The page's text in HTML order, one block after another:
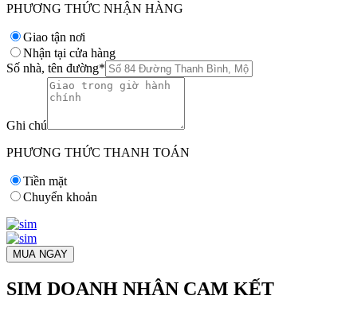
PHƯƠNG THỨC NHẬN HÀNG
Giao tận nơi
Nhận tại cửa hàng
Số nhà, tên đường*
Ghi chú
PHƯƠNG THỨC THANH TOÁN
Tiền mặt
Chuyển khoản
MUA NGAY
SIM DOANH NHÂN CAM KẾT